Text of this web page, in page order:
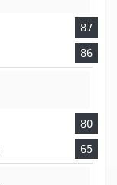
87
86
80
65